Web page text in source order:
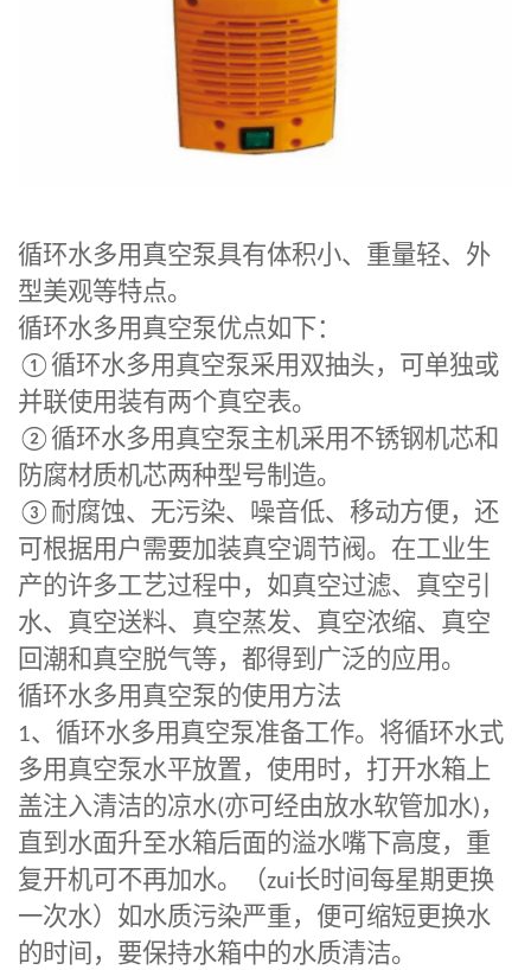
循环水多用真空泵具有体积小、重量轻、外
型美观等特点。
循环水多用真空泵优点如下：
①循环水多用真空泵采用双抽头，可单独或
并联使用装有两个真空表。
②循环水多用真空泵主机采用不锈钢机芯和
防腐材质机芯两种型号制造。
③ 耐腐蚀、无污染、噪音低、移动方便，还
可根据用户需要加装真空调节阀。在工业生
产的许多工艺过程中，如真空过滤、真空引
水、真空送料、真空蒸发、真空浓缩、真空
回潮和真空脱气等，都得到广泛的应用。
循环水多用真空泵的使用方法
1、循环水多用真空泵准备工作。将循环水式
多用真空泵水平放置，使用时，打开水箱上
盖注入清洁的凉水(亦可经由放水软管加水)，
直到水面升至水箱后面的溢水嘴下高度，重
复开机可不再加水。（zui长时间每星期更换
一次水）如水质污染严重，便可缩短更换水
的时间，要保持水箱中的水质清洁。